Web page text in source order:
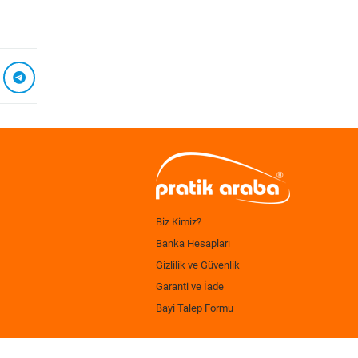
Biz Kimiz?
Banka Hesapları
Gizlilik ve Güvenlik
Garanti ve İade
Bayi Talep Formu